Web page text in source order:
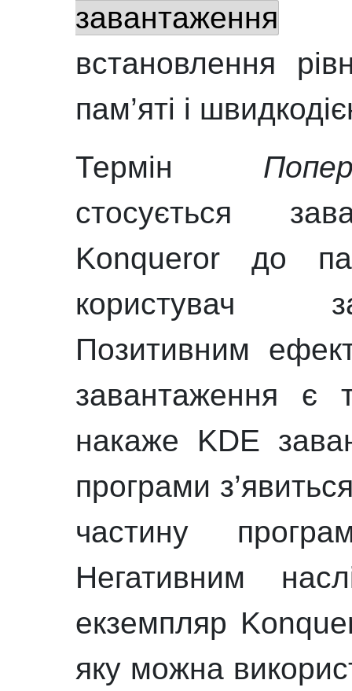
завантаження
встановлення
пам’яті і
Термін
стосується
Konqueror до
користувач
Позитивним
завантаження є
накаже KDE
програми
частину
Негативним
екземпляр
яку можна